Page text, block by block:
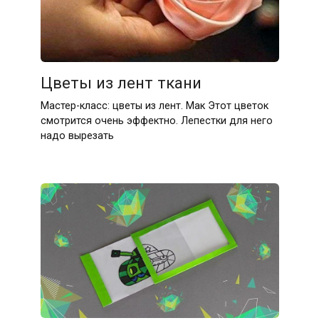
Цветы из лент ткани
Мастер-класс: цветы из лент. Мак Этот цветок
смотрится очень эффектно. Лепестки для него
надо вырезать